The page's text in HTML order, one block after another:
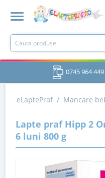
0745 964 449
eLaptePraf / Mancare
Lapte praf Hipp 2
6 luni 800 g